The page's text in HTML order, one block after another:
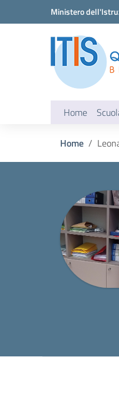
Vai ai contenuti
Vai al menu di navigazione
Ministero
Home
Home